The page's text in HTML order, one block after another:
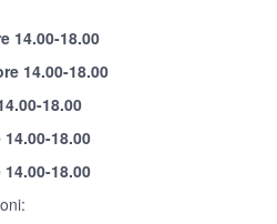
14.00-18.00
14.00-18.00
18.00
18.00
18.00